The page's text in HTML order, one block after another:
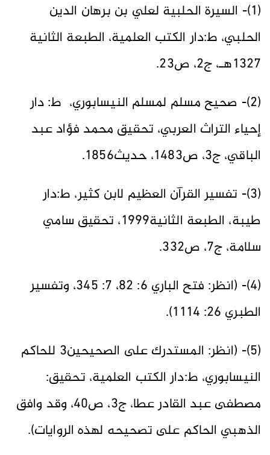
(1)- السيرة الحلبية لعلي بن برهان الدين
الحلبي، ط:دار الكتب العلمية، الطبعة الثانية
1327هـ، ج2، ص23.
(2)- صحيح مسلم لمسلم النيسابوري، ط: دار
إحياء التراث العربي، تحقيق محمد فؤاد عبد
الباقي، ج3، ص1483، حديث1856.
(3)- تفسير القرآن العظيم لابن كثير، ط:دار
طيبة، الطبعة الثانية1999، تحقيق سامي
سلامة، ج7، ص332.
(4)- (انظر: فتح الباري 6: 82، 7: 345، وتفسير
الطبري 26: 1114).
(5)- (انظر: المستدرك على الصحيحين3 للحاكم
النيسابوري، ط:دار الكتب العلمية، تحقيق:
مصطفى عبد القادر عطا، ج3، ص40، وقد وافق
الذهبي الحاكم على تصحيحه لهذه الروايات).